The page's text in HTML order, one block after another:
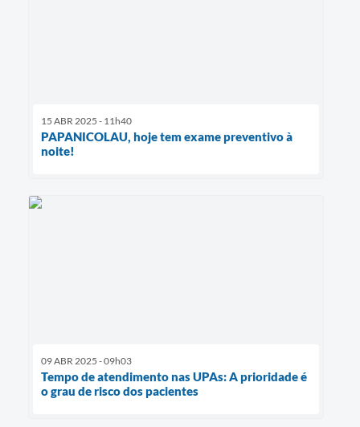
15 ABR 2025 - 11h40
PAPANICOLAU, hoje tem exame preventivo à
noite!
09 ABR 2025 - 09h03
Tempo de atendimento nas UPAs: A prioridade é
o grau de risco dos pacientes